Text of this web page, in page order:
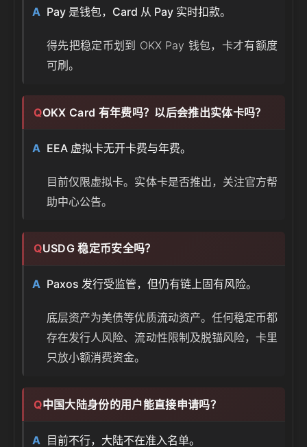
Pay 是钱包，Card 从 Pay 实时扣款。
得先把稳定币划到 OKX Pay 钱包，卡才有额度
可刷。
OKX Card 有年费吗？以后会推出实体卡吗？
EEA 虚拟卡无开卡费与年费。
目前仅限虚拟卡。实体卡是否推出，关注官方帮
助中心公告。
USDG 稳定币安全吗？
Paxos 发行受监管，但仍有链上固有风险。
底层资产为美债等优质流动资产。任何稳定币都
存在发行人风险、流动性限制及脱锚风险，卡里
只放小额消费资金。
中国大陆身份的用户能直接申请吗？
目前不行，大陆不在准入名单。